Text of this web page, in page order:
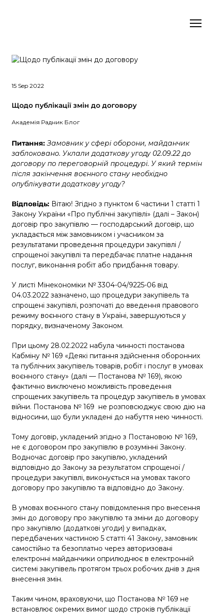
15 Sep 2022
Щодо публікації змін до договору
Академія Радник Блог
Питання:Замовник у сфері оборони, майданчик
заблоковано. Уклали додаткову угоду 02.09.22 до
договору по переговорній процедурі. У який термін
після закінчення воєнного стану необхідно
опублікувати додаткову угоду?
Відповідь: Вітаю! Згідно з пунктом 6 частини 1 статті 1
Закону України «Про публічні закупівлі» (далі – Закон)
договір про закупівлю — господарський договір, що
укладається між замовником і учасником за
результатами проведення процедури закупівлі /
спрощеної закупівлі та передбачає платне надання
послуг, виконання робіт або придбання товару.
У листі Мінекономіки № 3304-04/9225-06 від
04.03.2022 зазначено, що процедури закупівель та
спрощені закупівлі, розпочаті до введення правового
режиму воєнного стану в Україні, завершуються у
порядку, визначеному Законом.
При цьому 28.02.2022 набула чинності постанова
Кабміну № 169 «Деякі питання здійснення оборонних
та публічних закупівель товарів, робіт і послуг в умовах
воєнного стану» (далі — Постанова № 169), якою
фактично виключено можливість проведення
спрощених закупівель та процедур закупівель в умовах
війни. Постанова № 169 не розповсюджує свою дію на
відносини, що були укладені до набуття нею чинності.
Тому договір, укладений згідно з Постановою № 169,
не є договором про закупівлю в розумінні Закону.
Водночас договір про закупівлю, укладений
відповідно до Закону за результатом спрощеної /
процедури закупівлі, виконується на умовах такого
договору про закупівлю та відповідно до Закону.
В умовах воєнного стану повідомлення про внесення
змін до договору про закупівлю та зміни до договору
про закупівлю (додаткові угоди) у випадках,
передбачених частиною 5 статті 41 Закону, замовник
самостійно та безоплатно через авторизовані
електронні майданчики оприлюднює в електронній
системі закупівель протягом трьох робочих днів з дня
внесення змін.
Таким чином, враховуючи, що Постанова № 169 не
встановлює окремих вимог щодо строків публікації